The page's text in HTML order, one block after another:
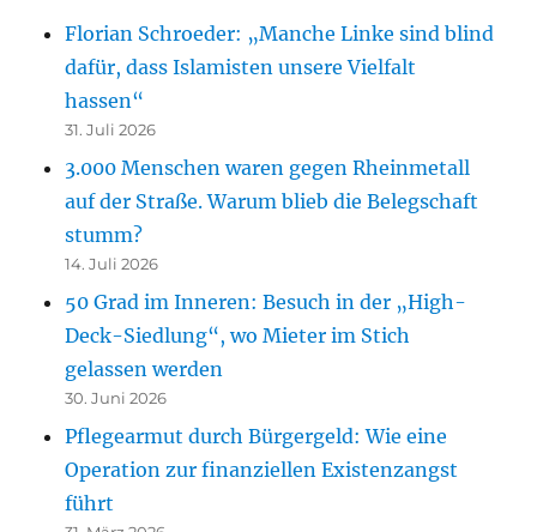
Florian Schroeder: „Manche Linke sind blind
dafür, dass Islamisten unsere Vielfalt
hassen“
31. Juli 2026
3.000 Menschen waren gegen Rheinmetall
auf der Straße. Warum blieb die Belegschaft
stumm?
14. Juli 2026
50 Grad im Inneren: Besuch in der „High-
Deck-Siedlung“, wo Mieter im Stich
gelassen werden
30. Juni 2026
Pflegearmut durch Bürgergeld: Wie eine
Operation zur finanziellen Existenzangst
führt